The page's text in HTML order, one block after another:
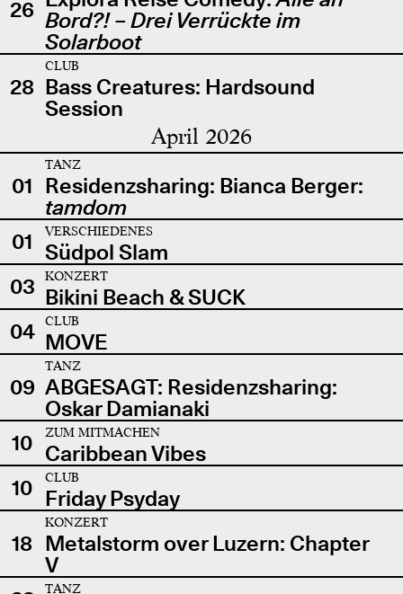
26 Bord?! – Drei Verrückte im
Solarboot
28
CLUB
Bass Creatures: Hardsound
Session
April 2026
01
TANZ
Residenzsharing: Bianca Berger:
tamdom
01
VERSCHIEDENES
Südpol Slam
03
KONZERT
Bikini Beach & SUCK
04
CLUB
MOVE
09
TANZ
ABGESAGT: Residenzsharing:
Oskar Damianaki
10
ZUM MITMACHEN
Caribbean Vibes
10
CLUB
Friday Psyday
18
KONZERT
Metalstorm over Luzern: Chapter
V
TANZ